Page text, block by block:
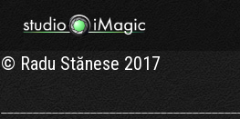
© Radu Stănese 2017